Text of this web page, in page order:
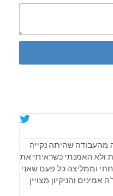
מרוצה מהעבודה שהיתה נקייה
ולא האמנתי כשראיתי את
וממליצה כל פעם שאני
והניקיון מצויין.